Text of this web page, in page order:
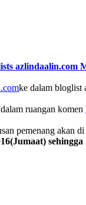
azlindaalin.com
ke dalam bloglist
ruangan komen
pemenang akan